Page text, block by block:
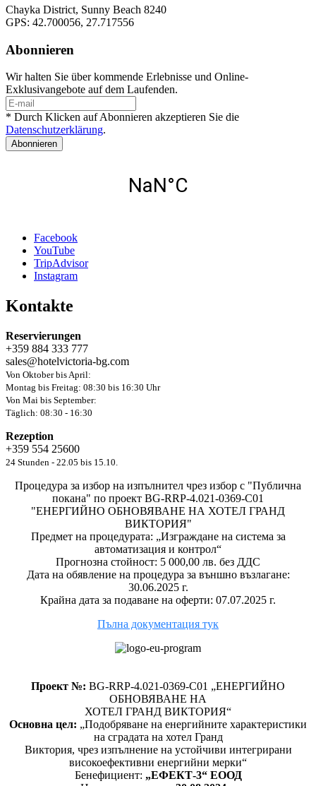
Chayka District, Sunny Beach 8240
GPS: 42.700056, 27.717556
Abonnieren
Wir halten Sie über kommende Erlebnisse und Online-
Exklusivangebote auf dem Laufenden.
* Durch Klicken auf Abonnieren akzeptieren Sie die
Datenschutzerklärung.
Abonnieren
Facebook
YouTube
TripAdvisor
Instagram
Kontakte
Reservierungen
+359 884 333 777
sales@hotelvictoria-bg.com
Von Oktober bis April:
Montag bis Freitag: 08:30 bis 16:30 Uhr
Von Mai bis September:
Täglich: 08:30 - 16:30
Rezeption
+359 554 25600
24 Stunden - 22.05 bis 15.10.
Процедура за избор на изпълнител чрез избор с "Публична
покана" по проект BG-RRP-4.021-0369-C01
"ЕНЕРГИЙНО ОБНОВЯВАНЕ НА ХОТЕЛ ГРАНД
ВИКТОРИЯ"
Предмет на процедурата: „Изграждане на система за
автоматизация и контрол“
Прогнозна стойност: 5 000,00 лв. без ДДС
Дата на обявление на процедура за външно възлагане:
30.06.2025 г.
Крайна дата за подаване на оферти: 07.07.2025 г.
Пълна документация тук
Проект №: BG-RRP-4.021-0369-C01 „ЕНЕРГИЙНО
ОБНОВЯВАНЕ НА
ХОТЕЛ ГРАНД ВИКТОРИЯ“
Основна цел: „Подобряване на енергийните характеристики
на сградата на хотел Гранд
Виктория, чрез изпълнение на устойчиви интегрирани
високоефективни енергийни мерки“
Бенефициент: „ЕФЕКТ-3“ ЕООД